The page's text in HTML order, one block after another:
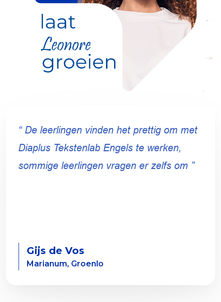
“ De leerlingen vinden het prettig om met
Diaplus Tekstenlab Engels te werken,
sommige leerlingen vragen er zelfs om ”
Gijs de Vos
Marianum, Groenlo